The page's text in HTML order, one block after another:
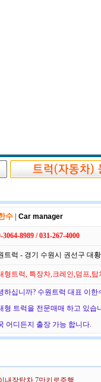
수 | Car manager
3064-8989 / 031-267-4000
트럭 - 경기 수원시 권선구 대
형트럭, 특장차,크레인,덤프,탑
하십니까? 수원트럭 대표 이한
형 트럭을 전문매매 하고 있습
어디든지 출장 가능 합니다.
내장탑차.7만키로주행.